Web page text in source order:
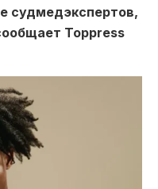
судмедэкспертов,
Toppress